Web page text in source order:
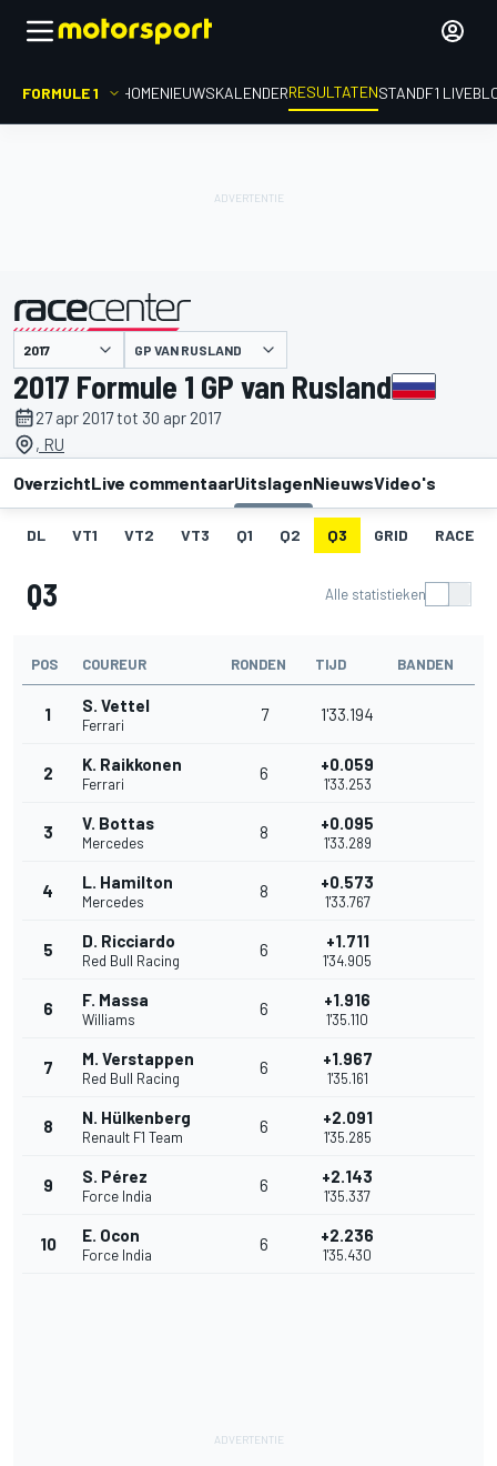
FORMULE 1 HOMENIEUWSKALENDERRESULTATENSTANDF1
gepresenteerd door GP VAN RUSLAND
2017 Formule 1 GP van Rusland
27 apr 2017 tot 30 apr 2017
, RU
OverzichtLive commentaarUitslagenNieuwsVideo's
DL VT1 VT2 VT3 Q1 Q2 Q3 GRID RACE
Q3 Alle statistieken
POS COUREUR RONDEN TIJD BANDEN
1 S. Vettel
Ferrari
7 1'33.194
2 K. Raikkonen
Ferrari
6 +0.059
1'33.253
3 V. Bottas
Mercedes
8 +0.095
1'33.289
4 L. Hamilton
Mercedes
8 +0.573
1'33.767
5 D. Ricciardo
Red Bull Racing
6 +1.711
1'34.905
6 F. Massa
Williams
6 +1.916
1'35.110
7 M. Verstappen
Red Bull Racing
6 +1.967
1'35.161
8 N. Hülkenberg
Renault F1 Team
6 +2.091
1'35.285
9 S. Pérez
Force India
6 +2.143
1'35.337
10 E. Ocon
Force India
6 +2.236
1'35.430